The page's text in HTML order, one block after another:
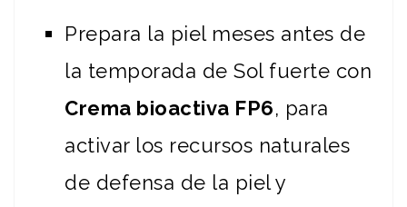
Prepara la piel meses antes de
la temporada de Sol fuerte con
Crema bioactiva FP6, para
activar los recursos naturales
de defensa de la piel y